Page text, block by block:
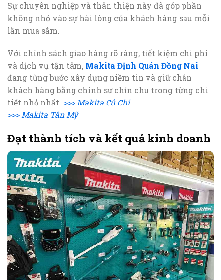
Sự chuyên nghiệp và thân thiện này đã góp phần
không nhỏ vào sự hài lòng của khách hàng sau mỗi
lần mua sắm.
Với chính sách giao hàng rõ ràng, tiết kiệm chi phí
và dịch vụ tận tâm, Makita Định Quán Đồng Nai
đang từng bước xây dựng niềm tin và giữ chân
khách hàng bằng chính sự chỉn chu trong từng chi
tiết nhỏ nhất. >>> Makita Củ Chi
>>> Makita Tân Mỹ
Đạt thành tích và kết quả kinh doanh